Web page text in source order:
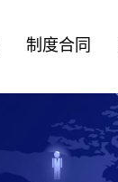
制度合同